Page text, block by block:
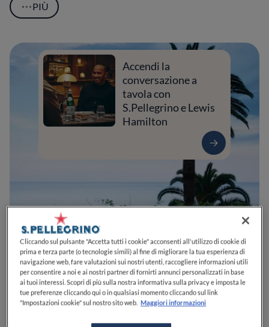
PIÙ
1 0 0 0 0
Accendi la
conversazione a
tavola con
S.Pellegrino e Lewis
Hamilton
Via Privata Montagu, 917021AlassioSVItalia
Cliccando sul pulsante "Accetta tutti i cookie" acconsenti all'utilizzo di cookie di
prima e terza parte (o tecnologie simili) al fine di migliorare la tua esperienza di
navigazione web, fare valutazioni sui nostri utenti, raccogliere informazioni utili
per consentire a noi e ai nostri partner di fornirti annunci personalizzati in base
ai tuoi interessi. Scopri di più sulla nostra informativa sulla privacy e imposta le
tue preferenze cliccando qui o in qualsiasi momento cliccando sul link
"Impostazioni cookie" sul nostro sito web. Maggiori informazioni